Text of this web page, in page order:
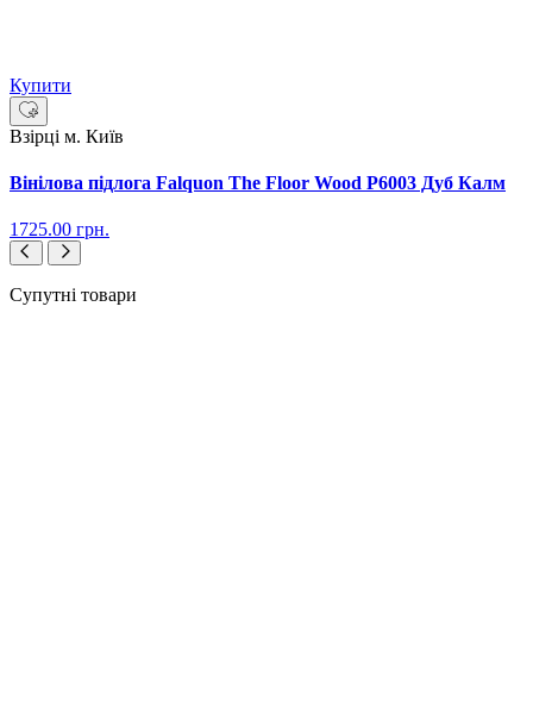
Купити
Взірці м. Київ
Вінілова підлога Falquon The Floor Wood P6003 Дуб Калм
1725.00 грн.
Супутні товари